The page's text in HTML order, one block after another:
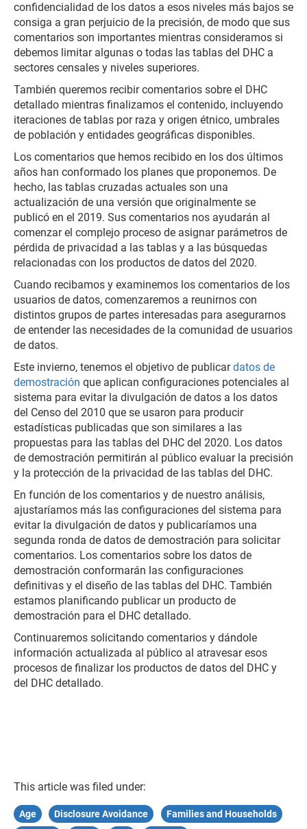
confidencialidad de los datos a esos niveles más bajos se
consiga a gran perjuicio de la precisión, de modo que sus
comentarios son importantes mientras consideramos si
debemos limitar algunas o todas las tablas del DHC a
sectores censales y niveles superiores.
También queremos recibir comentarios sobre el DHC
detallado mientras finalizamos el contenido, incluyendo
iteraciones de tablas por raza y origen étnico, umbrales
de población y entidades geográficas disponibles.
Los comentarios que hemos recibido en los dos últimos
años han conformado los planes que proponemos. De
hecho, las tablas cruzadas actuales son una
actualización de una versión que originalmente se
publicó en el 2019. Sus comentarios nos ayudarán al
comenzar el complejo proceso de asignar parámetros de
pérdida de privacidad a las tablas y a las búsquedas
relacionadas con los productos de datos del 2020.
Cuando recibamos y examinemos los comentarios de los
usuarios de datos, comenzaremos a reunirnos con
distintos grupos de partes interesadas para asegurarnos
de entender las necesidades de la comunidad de usuarios
de datos.
Este invierno, tenemos el objetivo de publicardatos de
demostración que aplican configuraciones potenciales al
sistema para evitar la divulgación de datos a los datos
del Censo del 2010 que se usaron para producir
estadísticas publicadas que son similares a las
propuestas para las tablas del DHC del 2020. Los datos
de demostración permitirán al público evaluar la precisión
y la protección de la privacidad de las tablas del DHC.
En función de los comentarios y de nuestro análisis,
ajustaríamos más las configuraciones del sistema para
evitar la divulgación de datos y publicaríamos una
segunda ronda de datos de demostración para solicitar
comentarios. Los comentarios sobre los datos de
demostración conformarán las configuraciones
definitivas y el diseño de las tablas del DHC. También
estamos planificando publicar un producto de
demostración para el DHC detallado.
Continuaremos solicitando comentarios y dándole
información actualizada al público al atravesar esos
procesos de finalizar los productos de datos del DHC y
del DHC detallado.
This article was filed under:
Age Disclosure Avoidance
Families and Households